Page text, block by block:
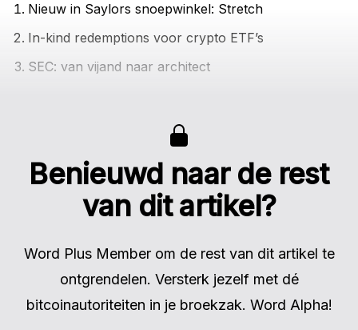
Nieuw in Saylors snoepwinkel: Stretch
In-kind redemptions voor crypto ETF’s
SEC: van vijand naar architect
Benieuwd naar de rest
van dit artikel?
Word Plus Member om de rest van dit artikel te
ontgrendelen. Versterk jezelf met dé
bitcoinautoriteiten in je broekzak. Word Alpha!